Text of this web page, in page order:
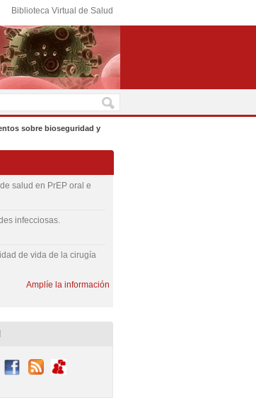
Biblioteca Virtual de Salud
sobre bioseguridad y
salud en PrEP oral e
infecciosas.
de vida de la cirugía
Amplíe la información